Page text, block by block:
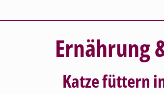
Ernährung
Katze füttern